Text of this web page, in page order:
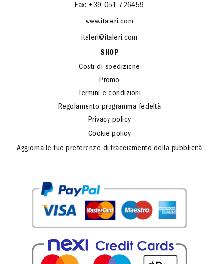
Fax: +39 051 726459
www.italeri.com
italeri@italeri.com
SHOP
Costi di spedizione
Promo
Termini e condizioni
Regolamento programma fedeltà
Privacy policy
Cookie policy
Aggiorna le tue preferenze di tracciamento della pubblicità